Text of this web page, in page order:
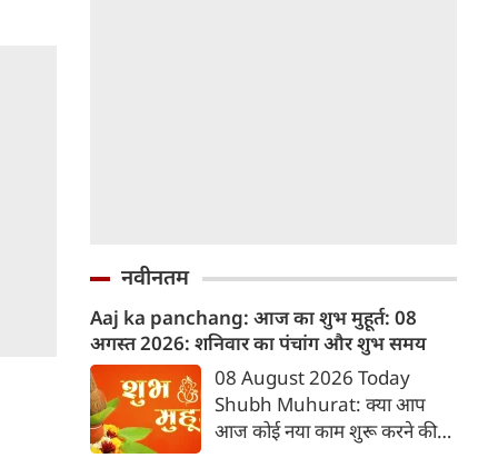
नवीनतम
Aaj ka panchang: आज का शुभ मुहूर्त: 08
अगस्‍त 2026: शनिवार का पंचांग और शुभ समय
08 August 2026 Today
Shubh Muhurat: क्या आप
आज कोई नया काम शुरू करने की